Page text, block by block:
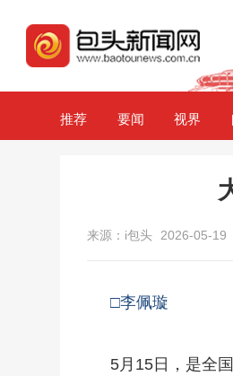
推荐 要闻 视界
来源：i包头 2026-05-19
□李佩璇
5月15日，是全